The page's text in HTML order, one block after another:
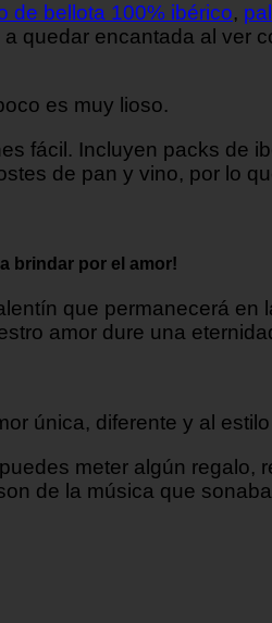
de bellota 100% ibérico,
quedar encantada al ver
es muy lioso.
fácil. Incluyen packs de
de pan y vino, por lo
brindar por el amor!
que permanecerá en
amor dure una
única, diferente y al
meter algún
de la música que